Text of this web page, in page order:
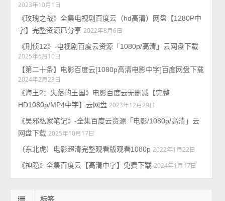
2023年10月1日
《玫瑰之战》全集电视剧百度云（hd高清）网盘【1280P中
字】完整资源已分享 2022年8月6日
《刑侦12》-电视剧百度云资源「1080p/高清」云网盘下载
2025年6月10日
【第二十条】电影百度云[1080p高清电影中字]百度网盘下载
2024年2月23日
《海王2：失落的王国》电影百度云无删减【完整
HD1080p/MP4中字】云网盘 2023年12月29日
《吴邪私家笔记》-全集百度云资源「电影/1080p/高清」云
网盘下载 2025年10月17日
（东北虎）电影超清完整观看版观看1080p 2022年1月22日
《神隐》全集百度云【高清中字】免费下载 2024年1月17日